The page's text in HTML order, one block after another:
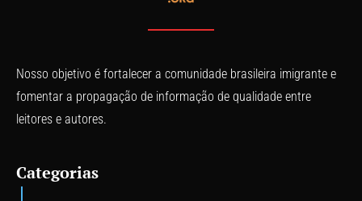
Nosso objetivo é fortalecer a comunidade brasileira imigrante e
fomentar a propagação de informação de qualidade entre
leitores e autores.
Categorias